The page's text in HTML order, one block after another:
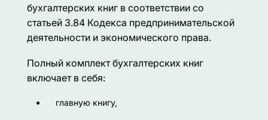
бухгалтерских книг в соответствии со
статьей 3.84 Кодекса предпринимательской
деятельности и экономического права.
Полный комплект бухгалтерских книг
включает в себя:
главную книгу,